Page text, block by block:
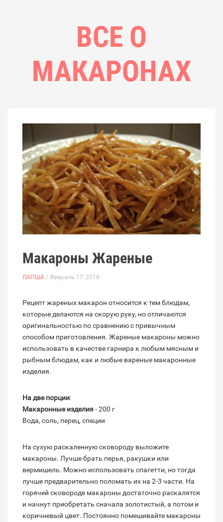
ВСЕ О
МАКАРОНАХ
Макароны Жареные
ЛАПША / Февраль 17, 2018
Рецепт жареных макарон относится к тем блюдам,
которые делаются на скорую руку, но отличаются
оригинальностью по сравнению с привычным
способом приготовления. Жареные макароны можно
использовать в качестве гарнира к любым мясным и
рыбным блюдам, как и любые вареные макаронные
изделия.
На две порции:
Макаронные изделия- 200 г
Вода, соль, перец, специи
На сухую раскаленную сковороду выложите
макароны. Лучше брать перья, ракушки или
вермишель. Можно использовать спагетти, но тогда
лучше предварительно поломать их на 2-3 части. На
горячей сковороде макароны достаточно раскалятся
и начнут приобретать сначала золотистый, а потом и
коричневый цвет. Постоянно помешивайте макароны